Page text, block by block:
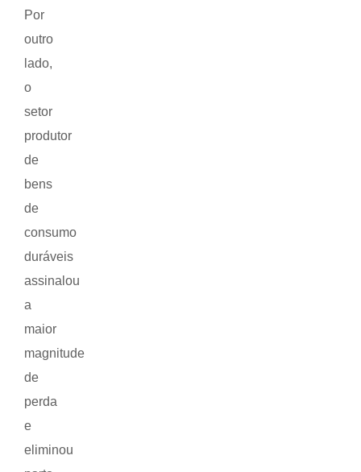
Por
outro
lado,
o
setor
produtor
de
bens
de
consumo
duráveis
assinalou
a
maior
magnitude
de
perda
e
eliminou